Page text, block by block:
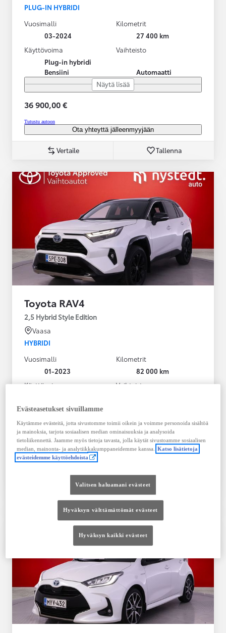
PLUG-IN HYBRIDI
Vuosimalli
03-2024
Kilometrit
27 400 km
Käyttövoima
Plug-in hybridi
Bensiini
Vaihteisto
Automaatti
Näytä lisää
36 900,00 €
Tutustu autoon
Ota yhteyttä jälleenmyyjään
Vertaile Tallenna
Toyota RAV4
2,5 Hybrid Style Edition
Vaasa
HYBRIDI
Vuosimalli
01-2023
Kilometrit
82 000 km
Käyttövoima
Vaihteisto
Näytä lisää
38 900,00 €
495,30 € / kk
Tutustu autoon
Vertaile
Evästeasetukset sivuillamme
Käytämme evästeitä, jotta sivustomme toimii oikein ja voimme personoida sisältöä
ja mainoksia, tarjota sosiaalisen median ominaisuuksia ja analysoida
tietoliikennettä. Jaamme myös tietoja tavasta, jolla käytät sivustoamme sosiaalisen
median, mainonta- ja analytiikkakumppaneidemme kanssa. Katso lisätietoja
evästeidemme käyttöehdoista
Valitsen haluamani evästeet
Hyväksyn välttämättömät evästeet
Hyväksyn kaikki evästeet